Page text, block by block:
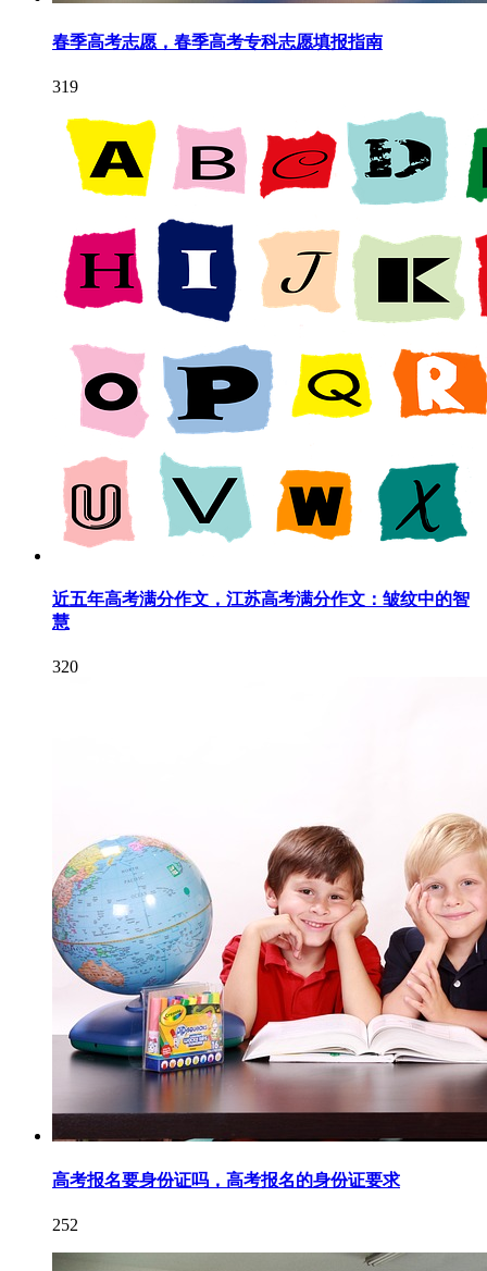
春季高考志愿，春季高考专科志愿填报指南
319
近五年高考满分作文，江苏高考满分作文：皱纹中的智
慧
320
高考报名要身份证吗，高考报名的身份证要求
252